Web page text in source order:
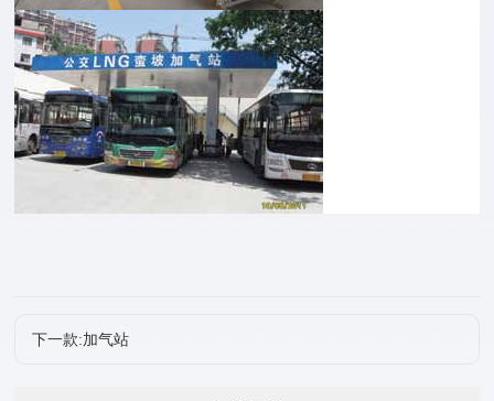
下一款:加气站